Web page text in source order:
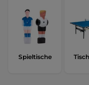
Spieltische